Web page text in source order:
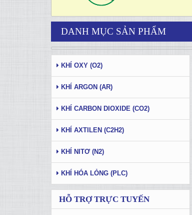
DANH MỤC SẢN PHẨM
KHÍ OXY (O2)
KHÍ ARGON (AR)
KHÍ CARBON DIOXIDE (CO2)
KHÍ AXTILEN (C2H2)
KHÍ NITƠ (N2)
KHÍ HÓA LỎNG (PLC)
HỖ TRỢ TRỰC TUYẾN